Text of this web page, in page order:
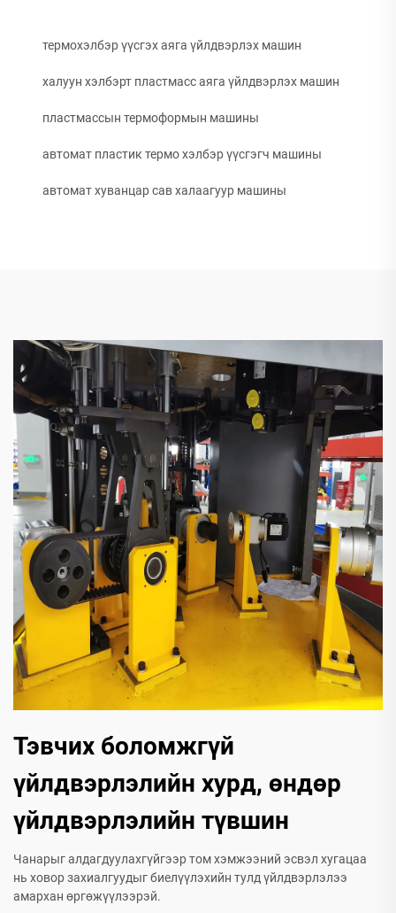
термохэлбэр үүсгэх аяга үйлдвэрлэх машин
халуун хэлбэрт пластмасс аяга үйлдвэрлэх машин
пластмассын термоформын машины
автомат пластик термо хэлбэр үүсгэгч машины
автомат хуванцар сав халаагуур машины
Тэвчих боломжгүй
үйлдвэрлэлийн хурд, өндөр
үйлдвэрлэлийн түвшин
Чанарыг алдагдуулахгүйгээр том хэмжээний эсвэл хугацаа
нь ховор захиалгуудыг биелүүлэхийн тулд үйлдвэрлэлээ
амархан өргөжүүлээрэй.